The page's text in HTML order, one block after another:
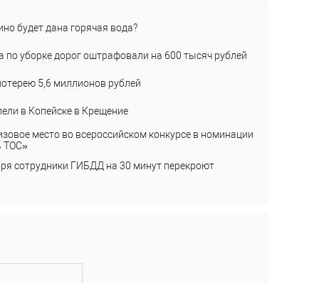
будет дана горячая вода?
по уборке дорог оштрафовали на 600 тысяч рублей
5,6 миллионов рублей
в Копейске в Крещение
место во всероссийском конкурсе в номинации
ТОС»
сотрудники ГИБДД на 30 минут перекроют